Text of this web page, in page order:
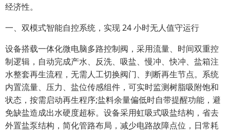
经济性。
一、双模式智能自控系统，实现 24 小时无人值守运行
设备搭载一体化微电脑多路控制阀，采用流量、时间双重控
制逻辑，自动完成产水、反洗、吸盐、慢冲、快冲、盐箱注
水整套再生流程，无需人工切换阀门、判断再生节点。系统
内置流量、压力、盐位传感组件，可实时监测树脂吸附饱和
状态，按需启动再生程序;盐料余量偏低时自带提醒功能，避
免缺盐造成出水硬度超标。设备采用虹吸式吸盐结构，省去
外置盐泵结构，简化管路布局，减少电路故障点位，日常耗